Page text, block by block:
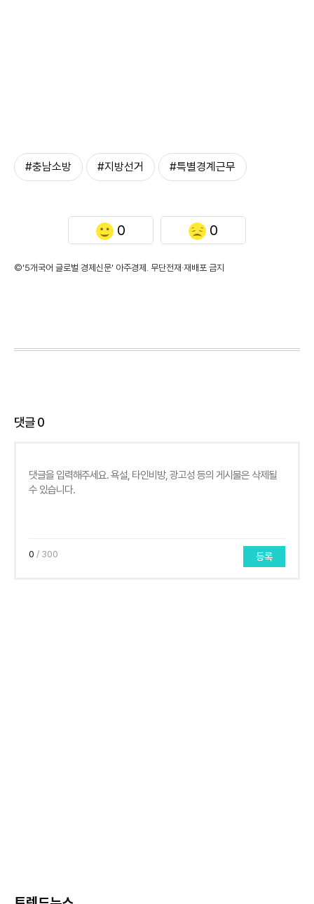
#충남소방 #지방선거 #특별경계근무
0 0
©'5개국어 글로벌 경제신문' 아주경제. 무단전재·재배포 금지
댓글0
0 / 300 등록